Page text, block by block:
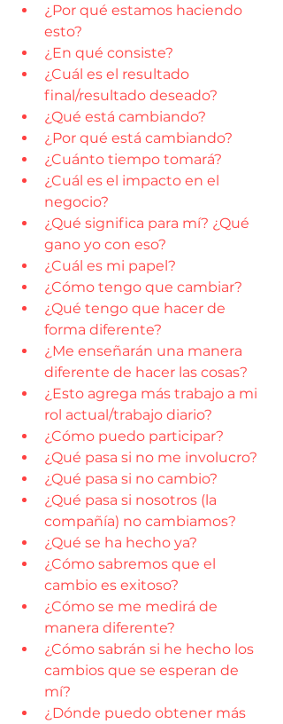
¿Por qué estamos haciendo
esto?
¿En qué consiste?
¿Cuál es el resultado
final/resultado deseado?
¿Qué está cambiando?
¿Por qué está cambiando?
¿Cuánto tiempo tomará?
¿Cuál es el impacto en el
negocio?
¿Qué significa para mí? ¿Qué
gano yo con eso?
¿Cuál es mi papel?
¿Cómo tengo que cambiar?
¿Qué tengo que hacer de
forma diferente?
¿Me enseñarán una manera
diferente de hacer las cosas?
¿Esto agrega más trabajo a mi
rol actual/trabajo diario?
¿Cómo puedo participar?
¿Qué pasa si no me involucro?
¿Qué pasa si no cambio?
¿Qué pasa si nosotros (la
compañía) no cambiamos?
¿Qué se ha hecho ya?
¿Cómo sabremos que el
cambio es exitoso?
¿Cómo se me medirá de
manera diferente?
¿Cómo sabrán si he hecho los
cambios que se esperan de
mí?
¿Dónde puedo obtener más